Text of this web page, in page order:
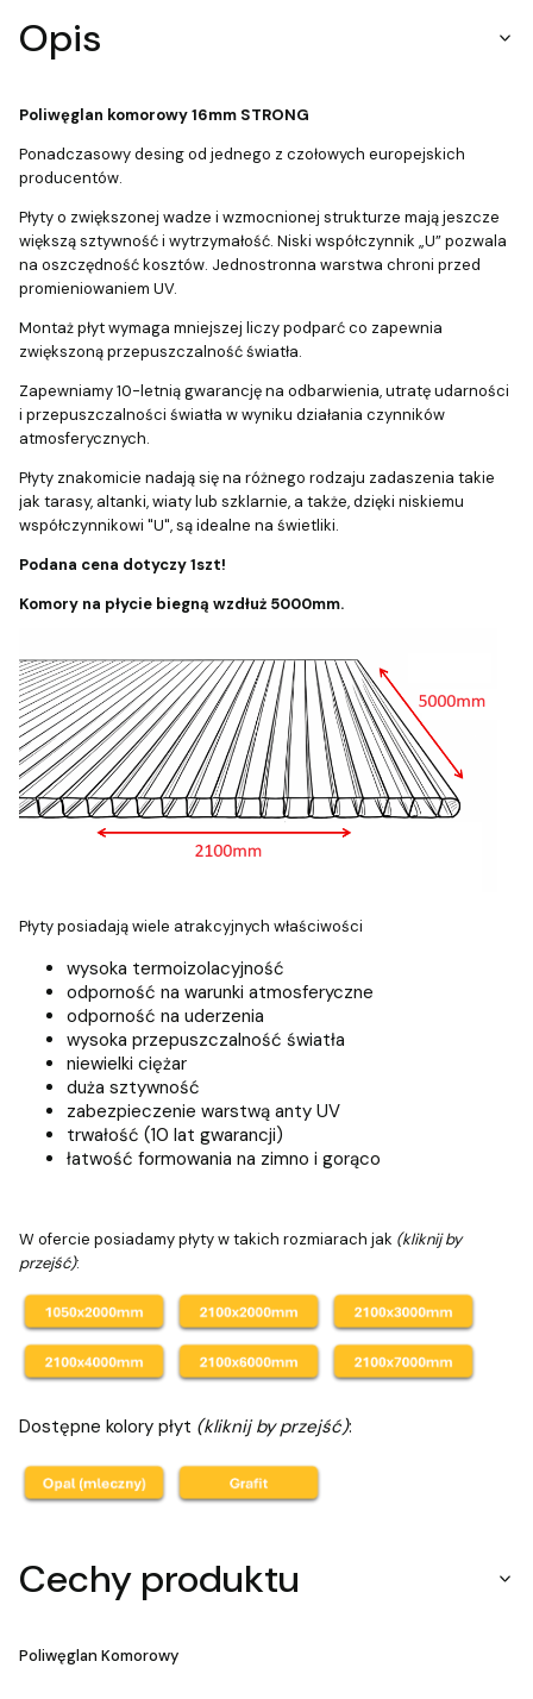
Opis
Poliwęglan komorowy 16mm STRONG
Ponadczasowy desing od jednego z czołowych europejskich
producentów.
Płyty o zwiększonej wadze i wzmocnionej strukturze mają jeszcze
większą sztywność i wytrzymałość. Niski współczynnik „U” pozwala
na oszczędność kosztów. Jednostronna warstwa chroni przed
promieniowaniem UV.
Montaż płyt wymaga mniejszej liczy podparć co zapewnia
zwiększoną przepuszczalność światła.
Zapewniamy 10-letnią gwarancję na odbarwienia, utratę udarności
i przepuszczalności światła w wyniku działania czynników
atmosferycznych.
Płyty znakomicie nadają się na różnego rodzaju zadaszenia takie
jak tarasy, altanki, wiaty lub szklarnie, a także, dzięki niskiemu
współczynnikowi "U", są idealne na świetliki.
Podana cena dotyczy 1szt!
Komory na płycie biegną wzdłuż 5000mm.
Płyty posiadają wiele atrakcyjnych właściwości
wysoka termoizolacyjność
odporność na warunki atmosferyczne
odporność na uderzenia
wysoka przepuszczalność światła
niewielki ciężar
duża sztywność
zabezpieczenie warstwą anty UV
trwałość (10 lat gwarancji)
łatwość formowania na zimno i gorąco
W ofercie posiadamy płyty w takich rozmiarach jak (kliknij by
przejść):
Dostępne kolory płyt (kliknij by przejść):
Cechy produktu
Poliwęglan Komorowy